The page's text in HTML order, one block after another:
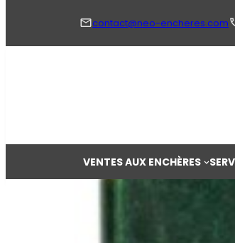
contact@neo-encheres.com
VENTES AUX ENCHÈRES